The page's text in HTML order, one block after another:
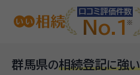
口コミ評価件数
No.1
群馬県の相続登記に強い